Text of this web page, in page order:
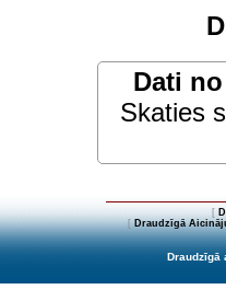
Dati no
Skaties
[
[Draudzīgā
Draudzīgā